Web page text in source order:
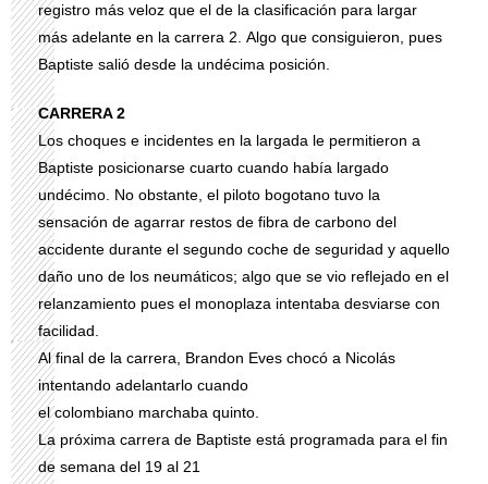
registro más veloz que el de la clasificación para largar
más adelante en la carrera 2. Algo que consiguieron, pues
Baptiste salió desde la undécima posición.
CARRERA 2
Los choques e incidentes en la largada le permitieron a
Baptiste posicionarse cuarto cuando había largado
undécimo. No obstante, el piloto bogotano tuvo la
sensación de agarrar restos de fibra de carbono del
accidente durante el segundo coche de seguridad y aquello
daño uno de los neumáticos; algo que se vio reflejado en el
relanzamiento pues el monoplaza intentaba desviarse con
facilidad.
Al final de la carrera, Brandon Eves chocó a Nicolás
intentando adelantarlo cuando
el colombiano marchaba quinto.
La próxima carrera de Baptiste está programada para el fin
de semana del 19 al 21